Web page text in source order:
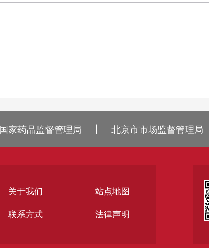
国家药品监督管理局 北京市市场监督管理局
关于我们 站点地图
联系方式 法律声明